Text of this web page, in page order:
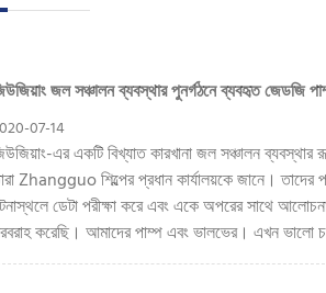
জল সঞ্চালন ব্যবস্থার পুনর্গঠনে ব্যবহৃত জেডজি
07-14
এর একটি বিখ্যাত কারখানা জল সঞ্চালন ব্যবস্থার
Zhangguo শিল্পের প্রধান কার্যালয়কে জানে। তাদের
ডেটা পরীক্ষা করে এবং একে অপরের সাথে
করেছি। আমাদের পাম্প এবং ভালভের। এখন ভালো